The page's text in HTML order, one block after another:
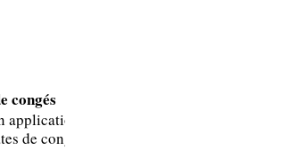
congés
de
de congés.